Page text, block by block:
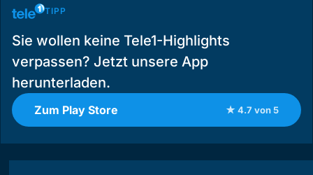
TIPP
Sie wollen keine Tele1-Highlights
verpassen? Jetzt unsere App
herunterladen.
Zum Play Store ★ 4.7 von 5